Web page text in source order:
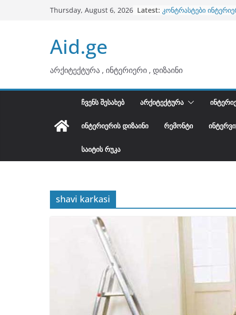
Thursday, August 6, 2026 Latest: კონტრასტები
Aid.ge
არქიტექტურა , ინტერიერი , დიზაინი
ᲩᲕᲔᲜᲡ ᲨᲔᲡᲐᲮᲔᲑ ᲐᲠᲥᲘᲢᲔᲥᲢᲣᲠᲐ
ᲘᲜᲢᲔᲠᲘᲔᲠᲘᲡ ᲓᲘᲖᲐᲘᲜᲘ ᲠᲔᲛᲝᲜᲢᲘ
ᲡᲐᲘᲢᲘᲡ ᲠᲣᲙᲐ
shavi karkasi